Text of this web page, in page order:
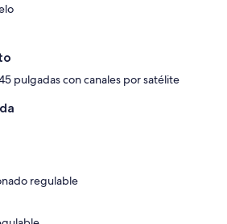
pulgadas con canales por satélite
regulable